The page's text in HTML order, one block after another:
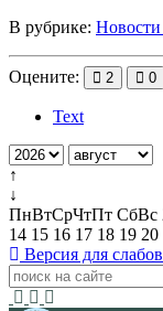
В рубрике: Новости
Оцените: 2 0
Text
↑
↓
ПнВтСрЧтПт СбВс
14 15 16 17 18 19 20
Версия для